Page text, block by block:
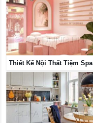
Thiết Kế Nội Thất Tiệm Spa